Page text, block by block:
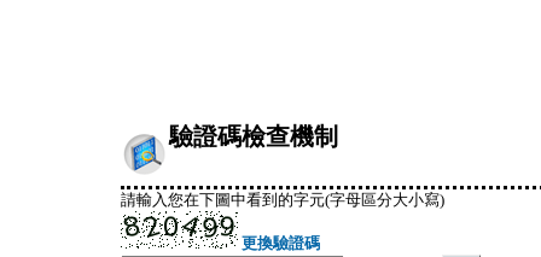
驗證碼檢查機制
請輸入您在下圖中看到的字元(字母區分大小寫)
更換驗證碼